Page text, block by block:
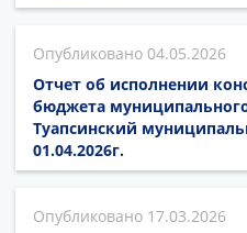
04.05.2026
Отчет об исполнении
бюджета
Туапсинский
01.04.2026г.
17.03.2026